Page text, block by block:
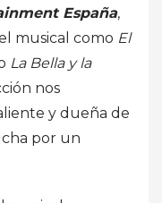
España,
musical como El
La Bella y la
nos
y dueña de
por un